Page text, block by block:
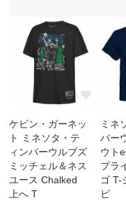
ケビン・ガーネッ
ト ミネソタ・テ
ィンバーウルブズ
ミッチェル＆ネス
ユース Chalked
上へ T
ミネ
バー
ウト
プラ
ゴ T-
ビ